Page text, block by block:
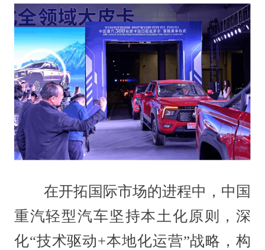
在开拓国际市场的进程中，中国
重汽轻型汽车坚持本土化原则，深
化“技术驱动+本地化运营”战略，构